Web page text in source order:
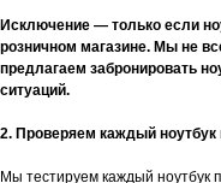
Исключение — только если
розничном магазине. Мы не
предлагаем забронировать
ситуаций.
2. Проверяем каждый
Мы тестируем каждый ноутбук